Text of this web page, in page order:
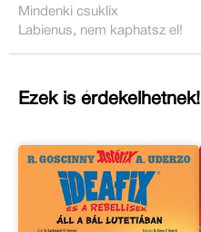
Mindenki csuklix
Labienus, nem kaphatsz el!
Ezek is érdekelhetnek!